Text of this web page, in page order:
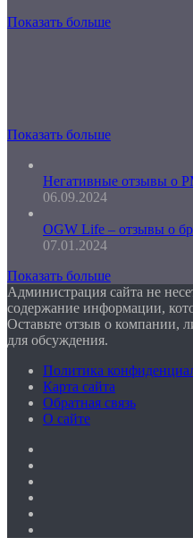
Показать больше
Показать больше
Негативные отзывы о
06.09.2024
OGW Life – отзывы о
07.01.2024
Показать больше
Администрация сайта не
содержание информации,
Оставьте отзыв о компании,
для обсуждения.
Политика
Карта сайта
Обратная связь
О сайте